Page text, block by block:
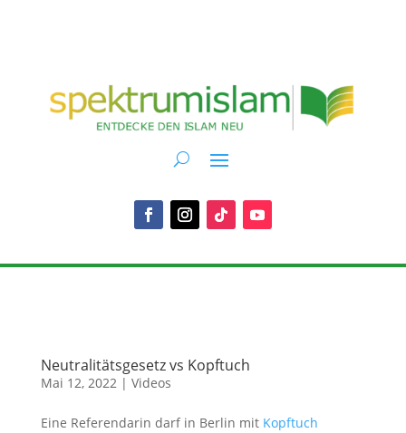
Neutralitätsgesetz vs Kopftuch
Mai 12, 2022| Videos
Eine Referendarin darf in Berlin mit Kopftuch